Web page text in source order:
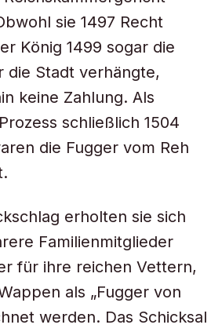
sie 1497 Recht
König 1499 sogar die
die Stadt verhängte,
keine Zahlung. Als
schließlich 1504
die Fugger vom Reh
erholten sie sich
Familienmitglieder
für ihre reichen Vettern,
als „Fugger von
werden. Das Schicksal